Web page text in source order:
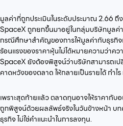
มูลค่าที่ถูกประเมินในระดับประมาณ 2.66 ถึ
SpaceX ถูกยกขึ้นมาอยู่ในกลุ่มบริษัทมูลค่
กรณีศึกษาสำคัญของการให้มูลค่ากับธุรกิจ
ร้อนแรงของราคาหุ้นไม่ได้หมายความว่าคว
SpaceX ยังต้องพิสูจน์ว่าบริษัทสามารถเป
คาดหวังของตลาด ให้กลายเป็นรายได้ กำไ
เพราะสุดท้ายแล้ว ตลาดทุนอาจให้ราคากั
ถูกพิสูจน์ด้วยผลลัพธ์จริงในวันข้างหน้า บท
ธุรกิจ ไม่ใช่คำแนะนำในการลงทุน.